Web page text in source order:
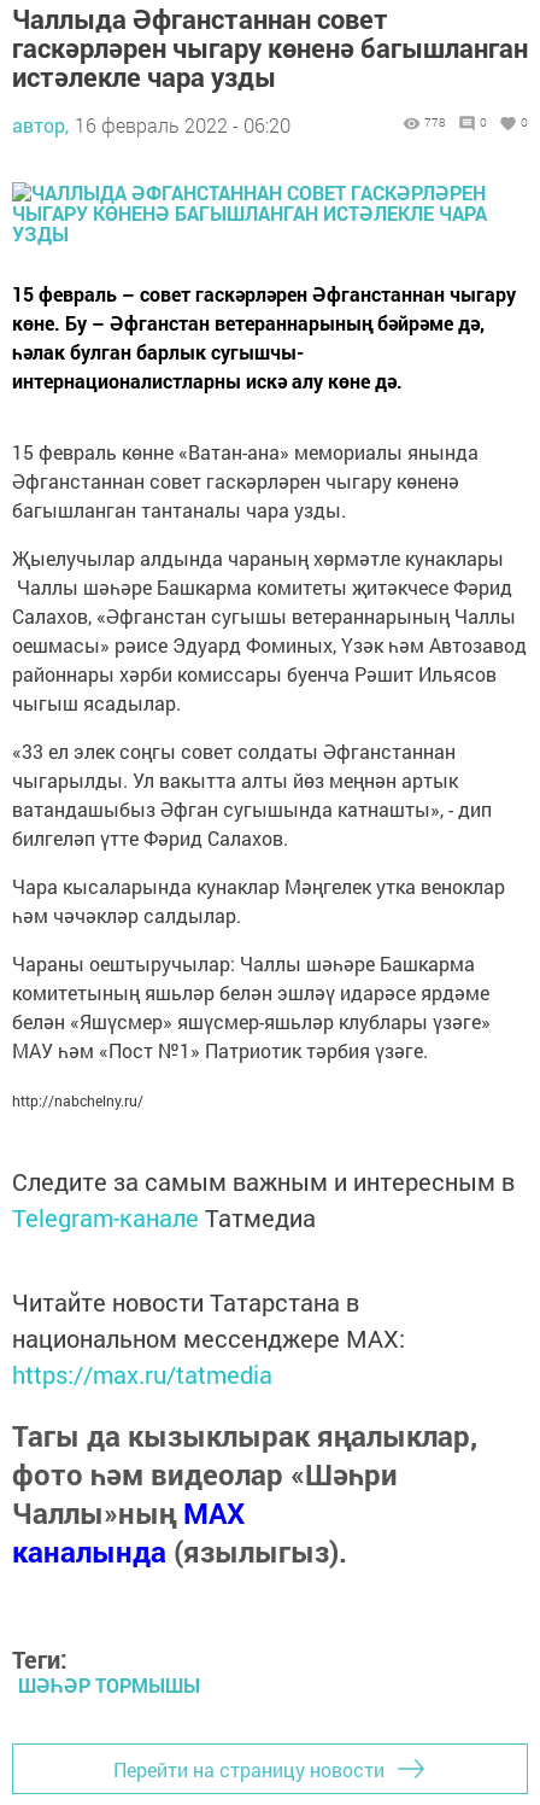
Чаллыда Әфганстаннан совет
гаскәрләрен чыгару көненә багышланган
истәлекле чара узды
автор, 16 февраль 2022 - 06:20 778 0 0
15 февраль – совет гаскәрләрен Әфганстаннан чыгару
көне. Бу – Әфганстан ветераннарының бәйрәме дә,
һәлак булган барлык сугышчы-
интернационалистларны искә алу көне дә.
15 февраль көнне «Ватан-ана» мемориалы янында
Әфганстаннан совет гаскәрләрен чыгару көненә
багышланган тантаналы чара узды.
Җыелучылар алдында чараның хөрмәтле кунаклары
Чаллы шәһәре Башкарма комитеты җитәкчесе Фәрид
Салахов, «Әфганстан сугышы ветераннарының Чаллы
оешмасы» рәисе Эдуард Фоминых, Үзәк һәм Автозавод
районнары хәрби комиссары буенча Рәшит Ильясов
чыгыш ясадылар.
«33 ел элек соңгы совет солдаты Әфганстаннан
чыгарылды. Ул вакытта алты йөз меңнән артык
ватандашыбыз Әфган сугышында катнашты», - дип
билгеләп үтте Фәрид Салахов.
Чара кысаларында кунаклар Мәңгелек утка веноклар
һәм чәчәкләр салдылар.
Чараны оештыручылар: Чаллы шәһәре Башкарма
комитетының яшьләр белән эшләү идарәсе ярдәме
белән «Яшүсмер» яшүсмер-яшьләр клублары үзәге»
МАУ һәм «Пост №1» Патриотик тәрбия үзәге.
http://nabchelny.ru/
Следите за самым важным и интересным в
Telegram-канале Татмедиа
Читайте новости Татарстана в
национальном мессенджере MАХ:
https://max.ru/tatmedia
Тагы да кызыклырак яңалыклар,
фото һәм видеолар «Шәһри
Чаллы»ныңMAX
каналында (язылыгыз).
Теги:
ШӘҺӘР ТОРМЫШЫ
Перейти на страницу новости